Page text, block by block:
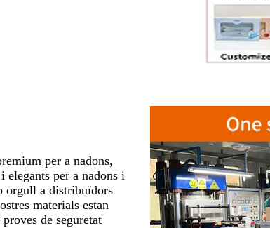
per a nadons,
elegants per a nadons i
orgull a distribuïdors
materials estan
de seguretat